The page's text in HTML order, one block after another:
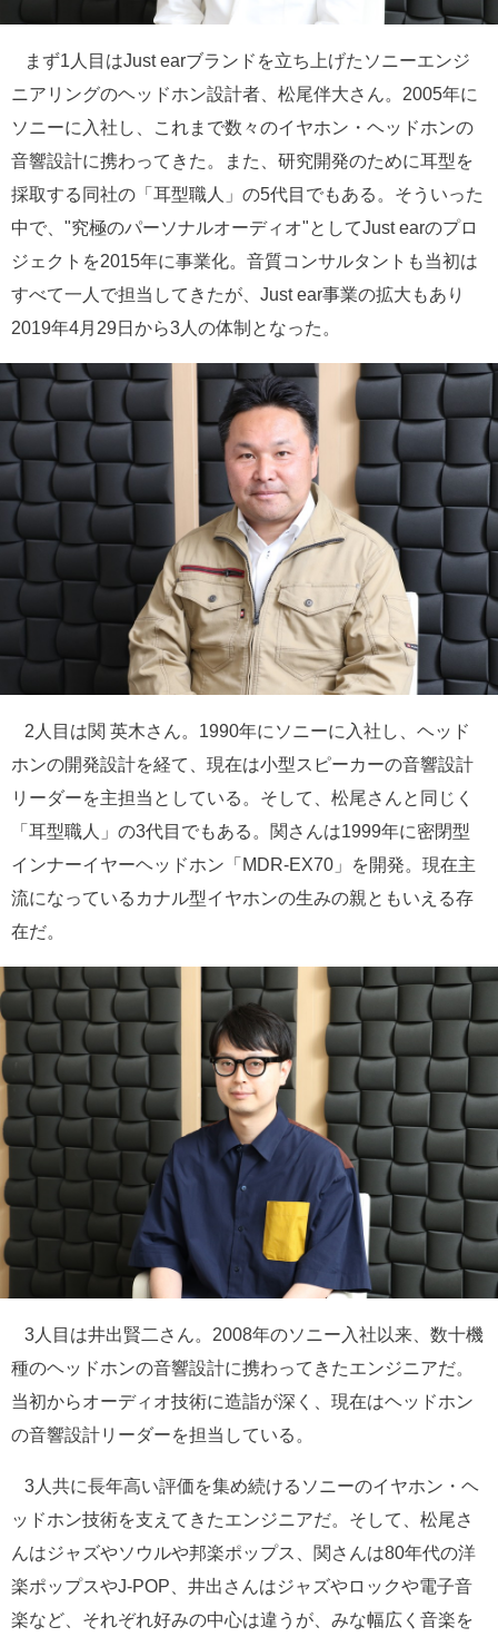
まず1人目はJust earブランドを立ち上げたソニーエンジ
ニアリングのヘッドホン設計者、松尾伴大さん。2005年に
ソニーに入社し、これまで数々のイヤホン・ヘッドホンの
音響設計に携わってきた。また、研究開発のために耳型を
採取する同社の「耳型職人」の5代目でもある。そういった
中で、"究極のパーソナルオーディオ"としてJust earのプロ
ジェクトを2015年に事業化。音質コンサルタントも当初は
すべて一人で担当してきたが、Just ear事業の拡大もあり
2019年4月29日から3人の体制となった。
2人目は関 英木さん。1990年にソニーに入社し、ヘッド
ホンの開発設計を経て、現在は小型スピーカーの音響設計
リーダーを主担当としている。そして、松尾さんと同じく
「耳型職人」の3代目でもある。関さんは1999年に密閉型
インナーイヤーヘッドホン「MDR-EX70」を開発。現在主
流になっているカナル型イヤホンの生みの親ともいえる存
在だ。
3人目は井出賢二さん。2008年のソニー入社以来、数十機
種のヘッドホンの音響設計に携わってきたエンジニアだ。
当初からオーディオ技術に造詣が深く、現在はヘッドホン
の音響設計リーダーを担当している。
3人共に長年高い評価を集め続けるソニーのイヤホン・ヘ
ッドホン技術を支えてきたエンジニアだ。そして、松尾さ
んはジャズやソウルや邦楽ポップス、関さんは80年代の洋
楽ポップスやJ-POP、井出さんはジャズやロックや電子音
楽など、それぞれ好みの中心は違うが、みな幅広く音楽を